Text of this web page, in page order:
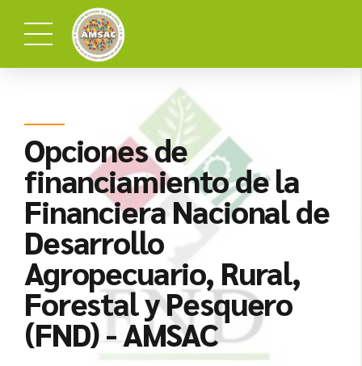
Opciones de
financiamiento de la
Financiera Nacional de
Desarrollo
Agropecuario, Rural,
Forestal y Pesquero
(FND) - AMSAC